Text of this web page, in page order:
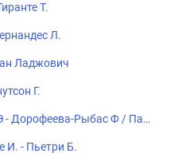
Т.
Л.
Ладжович
Г.
- Дорофеева-Рыбас Ф / Пань
И. - Пьетри Б.